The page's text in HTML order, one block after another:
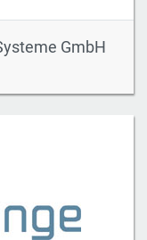
GmbH